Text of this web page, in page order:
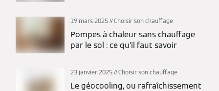
19 mars 2025 Choisir son chauffage
Pompes à chaleur sans chauffage
par le sol : ce qu’il faut savoir
23 janvier 2025 Choisir son chauffage
Le géocooling, ou rafraîchissement